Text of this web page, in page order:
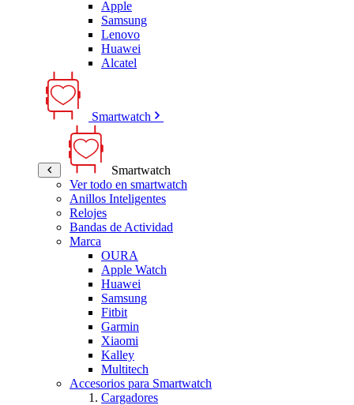
Apple
Samsung
Lenovo
Huawei
Alcatel
Smartwatch
Smartwatch
Ver todo en smartwatch
Anillos Inteligentes
Relojes
Bandas de Actividad
Marca
OURA
Apple Watch
Huawei
Samsung
Fitbit
Garmin
Xiaomi
Kalley
Multitech
Accesorios para Smartwatch
Cargadores